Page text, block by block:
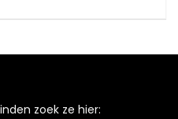
zoek ze hier: